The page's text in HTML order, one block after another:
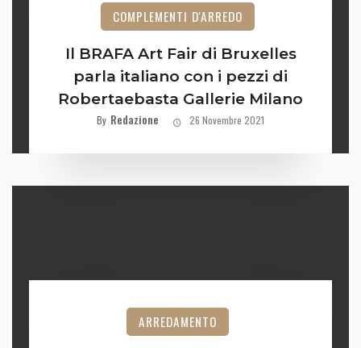
COMPLEMENTI D'ARREDO
Il BRAFA Art Fair di Bruxelles
parla italiano con i pezzi di
Robertaebasta Gallerie Milano
By Redazione 26 Novembre 2021
ARREDAMENTO